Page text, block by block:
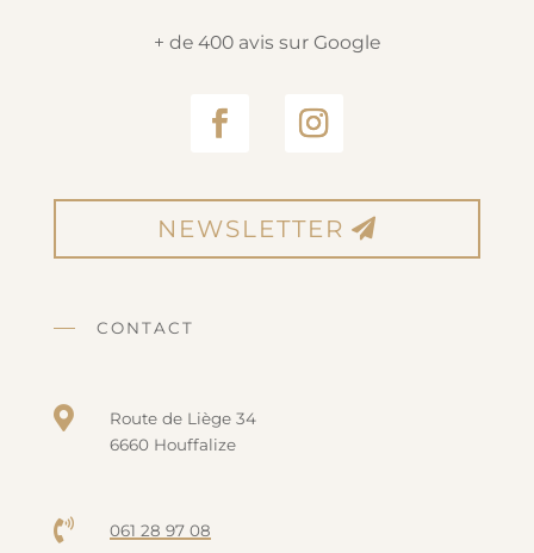
+ de 400 avis sur Google
NEWSLETTER
CONTACT

Route de Liège 34
6660 Houffalize
 061 28 97 08